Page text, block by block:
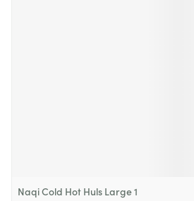
Naqi Cold Hot Huls Large 1